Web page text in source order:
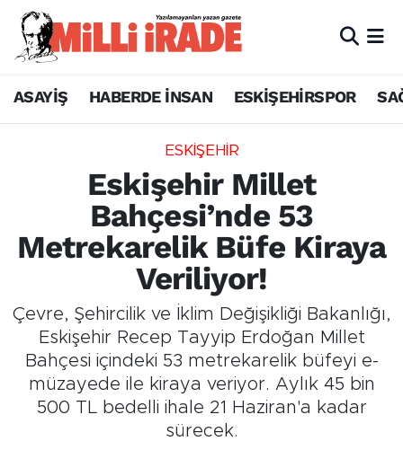
ASAYİŞ HABERDE İNSAN ESKİŞEHİRSPOR
ESKİŞEHİR
Eskişehir Millet
Bahçesi’nde 53
Metrekarelik Büfe Kiraya
Veriliyor!
Çevre, Şehircilik ve İklim Değişikliği Bakanlığı,
Eskişehir Recep Tayyip Erdoğan Millet
Bahçesi içindeki 53 metrekarelik büfeyi e-
müzayede ile kiraya veriyor. Aylık 45 bin
500 TL bedelli ihale 21 Haziran'a kadar
sürecek.